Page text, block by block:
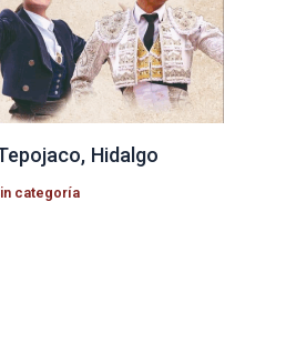
Hidalgo
categoría